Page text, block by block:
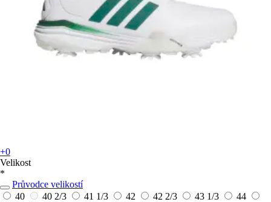
+0
Velikost
*
Průvodce velikostí
40
40 2/3 41 1/3 42 42 2/3 43 1/3
44